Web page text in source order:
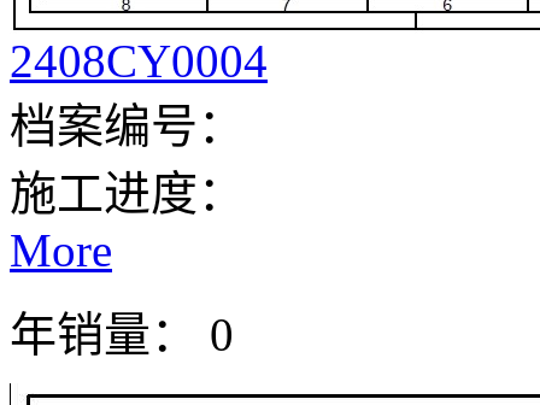
2408CY0004
档案编号：
施工进度：
More
年销量： 0